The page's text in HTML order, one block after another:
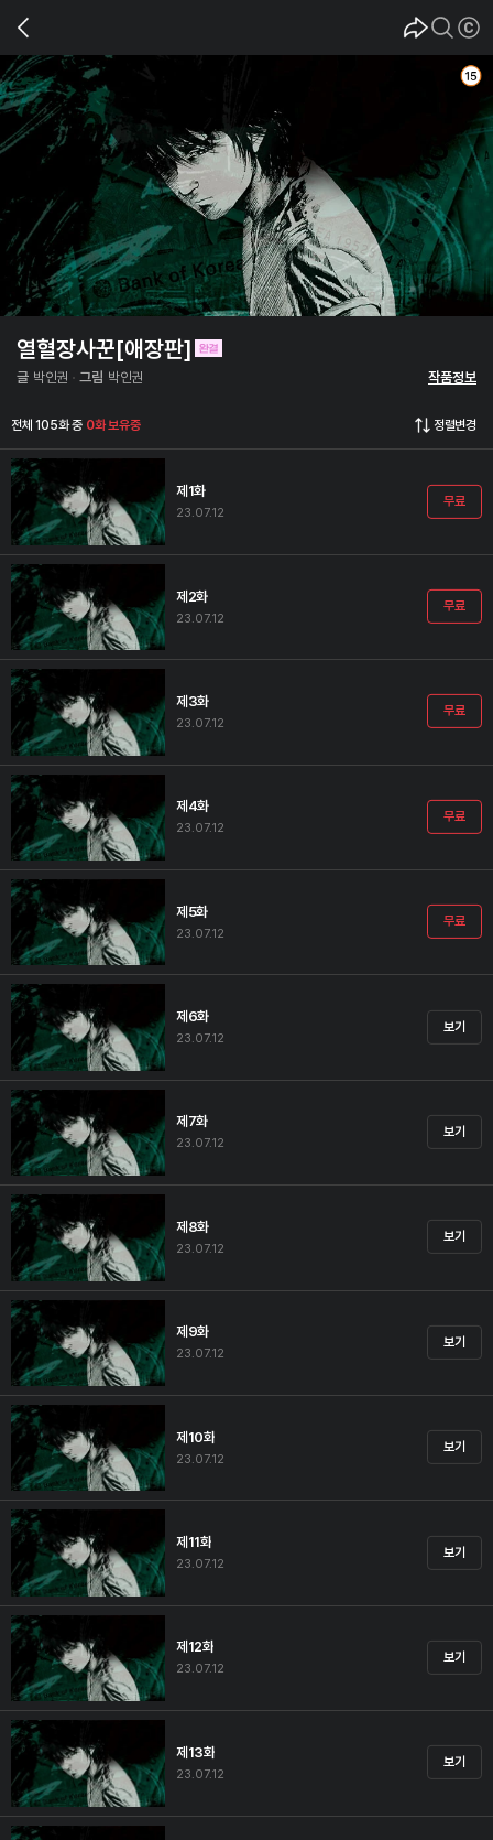
열혈장사꾼[애장판]
글 박인권 그림 박인권 작품정보
전체 105화 중 0화 보유중 정렬변경
제1화
23.07.12
무료
제2화
23.07.12
무료
제3화
23.07.12
무료
제4화
23.07.12
무료
제5화
23.07.12
무료
제6화
23.07.12
보기
제7화
23.07.12
보기
제8화
23.07.12
보기
제9화
23.07.12
보기
제10화
23.07.12
보기
제11화
23.07.12
보기
제12화
23.07.12
보기
제13화
23.07.12
보기